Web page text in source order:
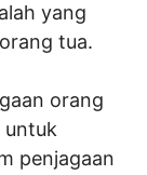
yang
tua.
orang
untuk
penjagaan